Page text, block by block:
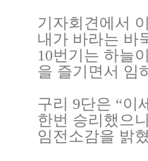
기자회견에서
내가 바라는 바
10번기는 하늘
을 즐기면서 임
구리 9단은 “이
한번 승리했으
임전소감을 밝